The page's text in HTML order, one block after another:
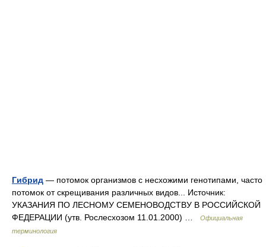
Гибрид — потомок организмов с несхожими генотипами, часто
потомок от скрещивания различных видов... Источник:
УКАЗАНИЯ ПО ЛЕСНОМУ СЕМЕНОВОДСТВУ В РОССИЙСКОЙ
ФЕДЕРАЦИИ (утв. Рослесхозом 11.01.2000) …
Официальная
терминология